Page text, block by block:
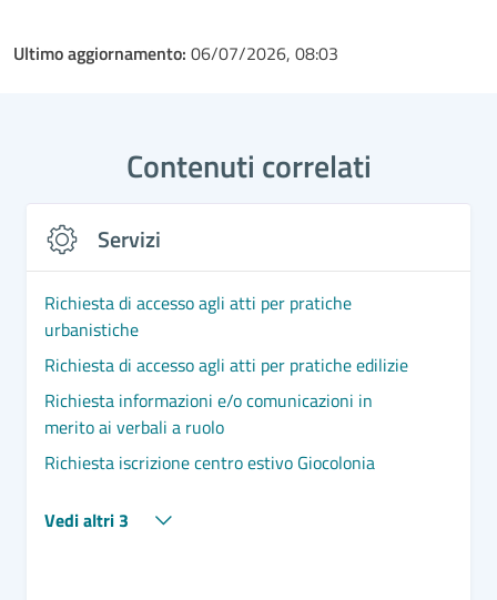
Ultimo aggiornamento: 06/07/2026, 08:03
Contenuti correlati
Servizi
Richiesta di accesso agli atti per pratiche
urbanistiche
Richiesta di accesso agli atti per pratiche edilizie
Richiesta informazioni e/o comunicazioni in
merito ai verbali a ruolo
Richiesta iscrizione centro estivo Giocolonia
Vedi altri 3